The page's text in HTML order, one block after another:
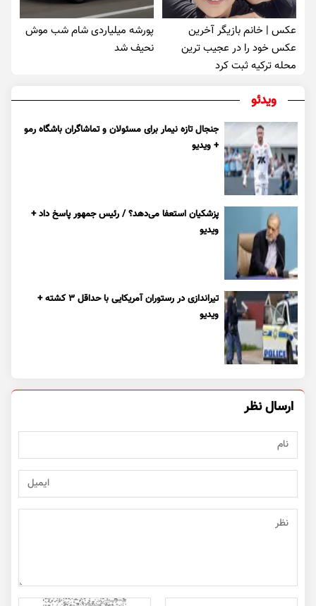
عکس | خانم بازیگر آخرین
عکس خود را در عجیب ترین
محله ترکیه ثبت کرد
پورشه میلیاردی شام شب موش‌
نحیف شد
ویدئو
جنجال تازه نیمار برای مسئولان و تماشاگران باشگاه رمو
+ ویدیو
پزشکیان استعفا می‌دهد؟ / رئیس جمهور پاسخ داد +
ویدیو
تیراندازی در رستوران آمریکایی با حداقل ۳ کشته +
ویدیو
ارسال نظر